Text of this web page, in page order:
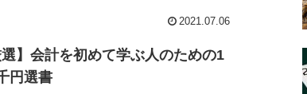
2021.07.06
選】会計を初めて学ぶ人のための1
円選書